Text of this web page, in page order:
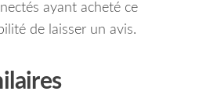
ayant acheté ce
de laisser un avis.